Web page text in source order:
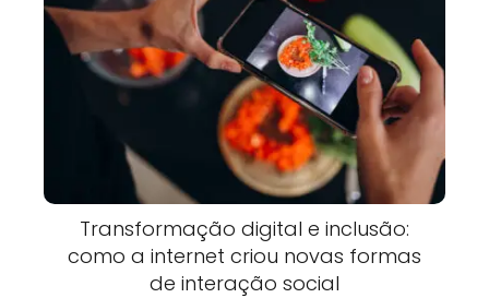
Transformação digital e inclusão:
como a internet criou novas formas
de interação social